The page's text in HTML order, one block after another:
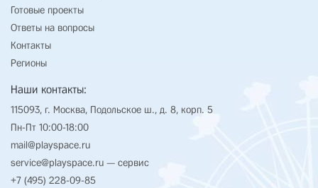
Готовые проекты
Ответы на вопросы
Контакты
Регионы
Наши контакты:
115093, г. Москва, Подольское ш., д. 8, корп. 5
Пн-Пт 10:00-18:00
mail@playspace.ru
service@playspace.ru — сервис
+7 (495) 228-09-85